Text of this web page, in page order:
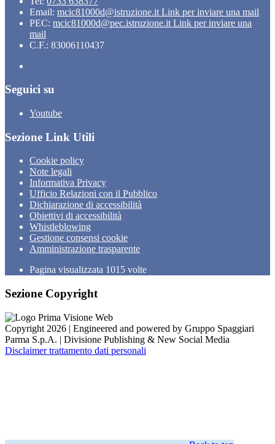
Email: mcic81000d@istruzione.it Link per inviare una mail
PEC: mcic81000d@pec.istruzione.it Link per inviare una
mail
C.F.: 83006110437
Seguici su
Youtube
Sezione Link Utili
Cookie policy
Note legali
Informativa Privacy
Ufficio Relazioni con il Pubblico
Dichiarazione di accessibilità
Obiettivi di accessibilità
Whistleblowing
Gestione consensi cookie
Amministrazione trasparente
Pagina visualizzata 1015 volte
Sezione Copyright
Copyright 2026 | Engineered and powered by Gruppo Spaggiari
Parma S.p.A. | Divisione Publishing & New Social Media
Disclaimer trattamento dati personali